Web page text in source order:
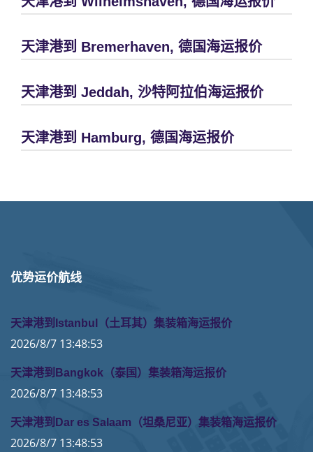
天津港到 Bremerhaven, 德国海运报价
天津港到 Jeddah, 沙特阿拉伯海运报价
天津港到 Hamburg, 德国海运报价
优势运价航线
天津港到Istanbul（土耳其）集装箱海运报价
2026/8/7 13:48:53
天津港到Bangkok（泰国）集装箱海运报价
2026/8/7 13:48:53
天津港到Dar es Salaam（坦桑尼亚）集装箱海运报价
2026/8/7 13:48:53